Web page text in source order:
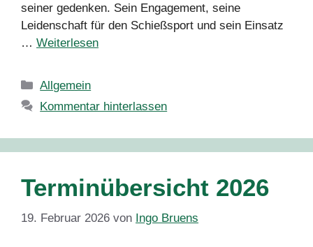
seiner gedenken. Sein Engagement, seine
Leidenschaft für den Schießsport und sein Einsatz
… Weiterlesen
Kategorien
Allgemein
Kommentar hinterlassen
Terminübersicht 2026
19. Februar 2026 von Ingo Bruens